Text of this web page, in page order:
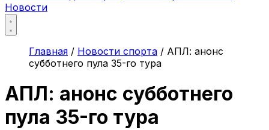
Новости
Главная / Новости спорта / АПЛ: анонс
субботнего пула 35-го тура
АПЛ: анонс субботнего
пула 35-го тура